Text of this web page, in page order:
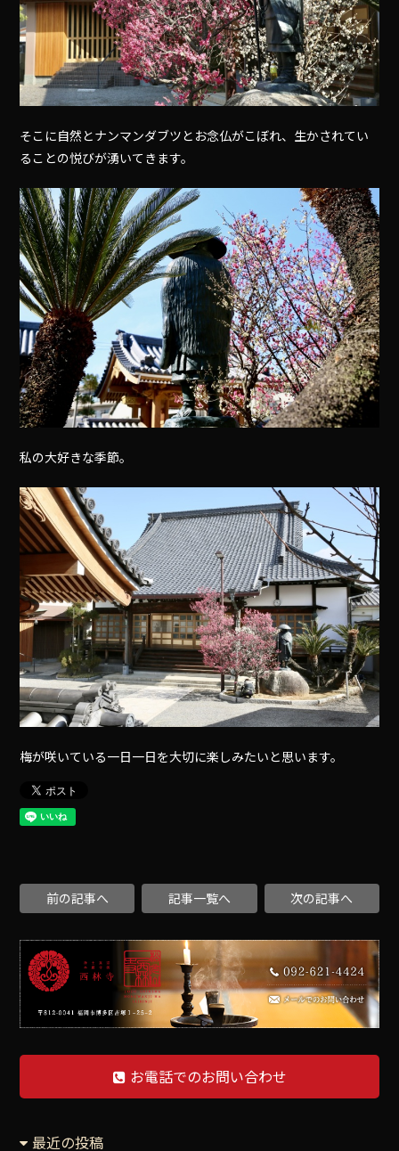
そこに自然とナンマンダブツとお念仏がこぼれ、生かされてい
ることの悦びが湧いてきます。
私の大好きな季節。
梅が咲いている一日一日を大切に楽しみたいと思います。
前の記事へ 記事一覧へ 次の記事へ
お電話でのお問い合わせ
最近の投稿